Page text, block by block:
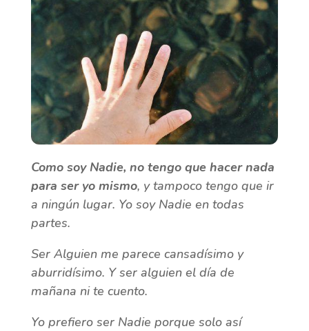
Como soy Nadie, no tengo que hacer nada
para ser yo mismo, y tampoco tengo que ir
a ningún lugar. Yo soy Nadie en todas
partes.
Ser Alguien me parece cansadísimo y
aburridísimo. Y ser alguien el día de
mañana ni te cuento.
Yo prefiero ser Nadie porque solo así